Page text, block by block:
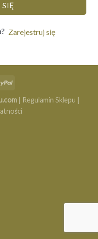
Zarejestruj się
| Regulamin Sklepu |